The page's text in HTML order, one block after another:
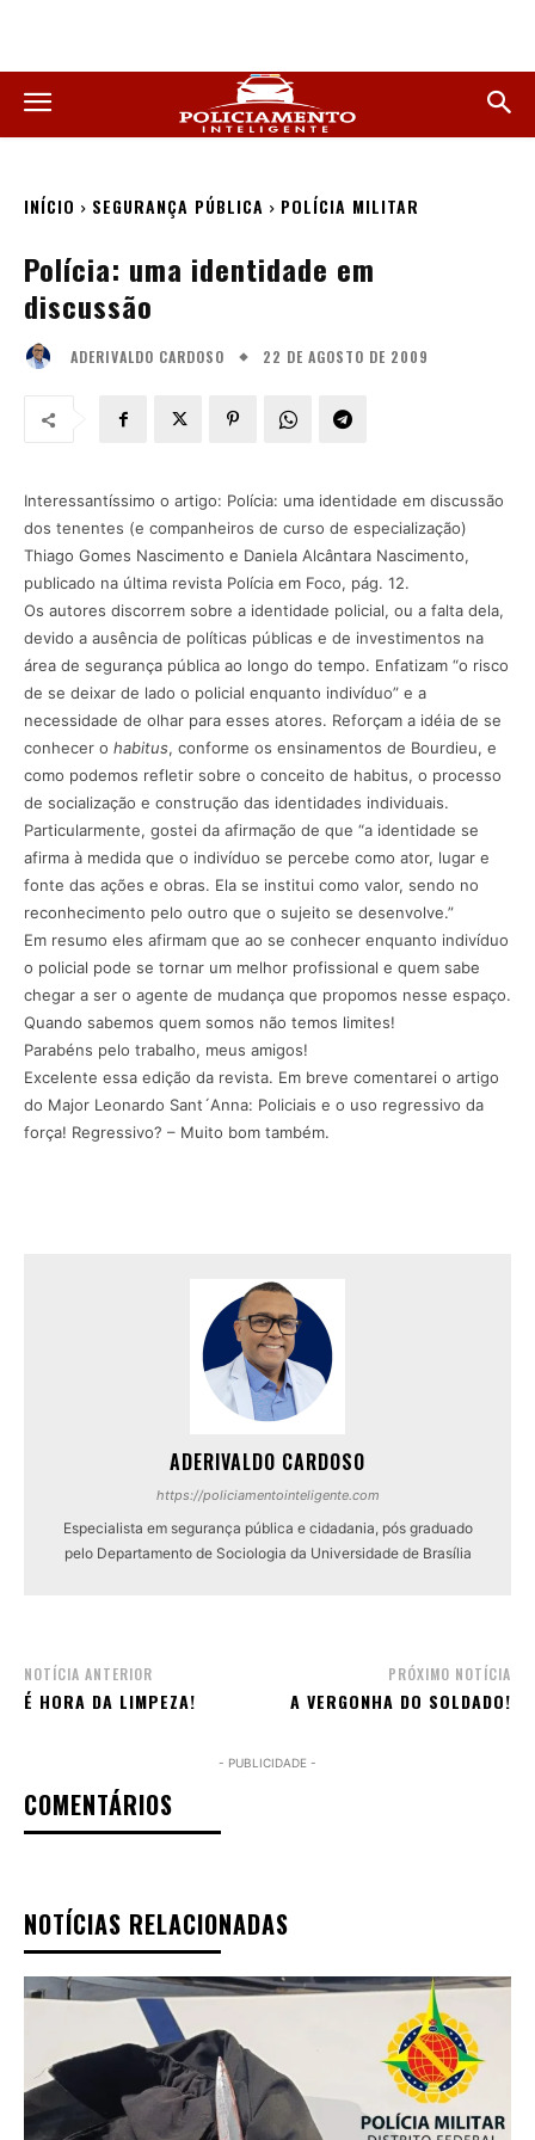
INÍCIO SEGURANÇA PÚBLICA POLÍCIA MILITAR
Polícia: uma identidade em
discussão
ADERIVALDO CARDOSO 22 DE AGOSTO DE 2009
Interessantíssimo o artigo: Polícia: uma identidade em discussão
dos tenentes (e companheiros de curso de especialização)
Thiago Gomes Nascimento e Daniela Alcântara Nascimento,
publicado na última revista Polícia em Foco, pág. 12.
Os autores discorrem sobre a identidade policial, ou a falta dela,
devido a ausência de políticas públicas e de investimentos na
área de segurança pública ao longo do tempo. Enfatizam “o risco
de se deixar de lado o policial enquanto indivíduo” e a
necessidade de olhar para esses atores. Reforçam a idéia de se
conhecer o habitus, conforme os ensinamentos de Bourdieu, e
como podemos refletir sobre o conceito de habitus, o processo
de socialização e construção das identidades individuais.
Particularmente, gostei da afirmação de que “a identidade se
afirma à medida que o indivíduo se percebe como ator, lugar e
fonte das ações e obras. Ela se institui como valor, sendo no
reconhecimento pelo outro que o sujeito se desenvolve.”
Em resumo eles afirmam que ao se conhecer enquanto indivíduo
o policial pode se tornar um melhor profissional e quem sabe
chegar a ser o agente de mudança que propomos nesse espaço.
Quando sabemos quem somos não temos limites!
Parabéns pelo trabalho, meus amigos!
Excelente essa edição da revista. Em breve comentarei o artigo
do Major Leonardo Sant´Anna: Policiais e o uso regressivo da
força! Regressivo? – Muito bom também.
ADERIVALDO CARDOSO
https://policiamentointeligente.com
Especialista em segurança pública e cidadania, pós graduado
pelo Departamento de Sociologia da Universidade de Brasília
NOTÍCIA ANTERIOR
É HORA DA LIMPEZA!
PRÓXIMO NOTÍCIA
A VERGONHA DO SOLDADO!
- PUBLICIDADE -
COMENTÁRIOS
NOTÍCIAS RELACIONADAS